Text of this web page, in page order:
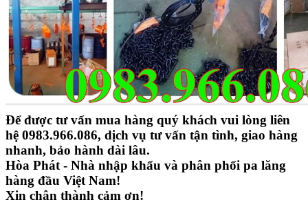
Để được tư vấn mua hàng quý khách vui lòng liên
hệ 0983.966.086, dịch vụ tư vấn tận tình, giao hàng
nhanh, bảo hành dài lâu.
Hòa Phát - Nhà nhập khẩu và phân phối pa lăng
hàng đầu Việt Nam!
Xin chân thành cảm ơn!